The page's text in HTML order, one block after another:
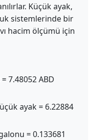
Küçük ayak,
sistemlerinde bir
hacim ölçümü için
7.48052 ABD
ayak = 6.22884
= 0.133681